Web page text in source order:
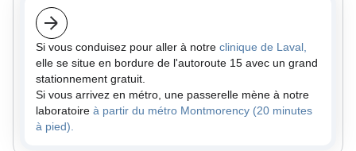
Si vous conduisez pour aller à notre clinique de Laval,
elle se situe en bordure de l'autoroute 15 avec un grand
stationnement gratuit.
Si vous arrivez en métro, une passerelle mène à notre
laboratoire à partir du métro Montmorency (20 minutes
à pied).